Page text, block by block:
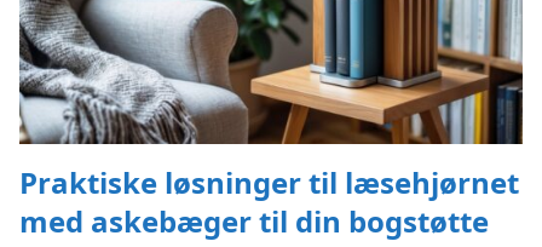
Praktiske løsninger til læsehjørnet
med askebæger til din bogstøtte